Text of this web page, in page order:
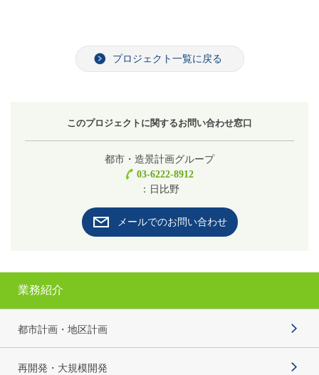
プロジェクト一覧に戻る
このプロジェクトに関するお問い合わせ窓口
都市・造景計画グループ
03-6222-8912
：日比野
メールでのお問い合わせ
業務紹介
都市計画・地区計画
再開発・大規模開発